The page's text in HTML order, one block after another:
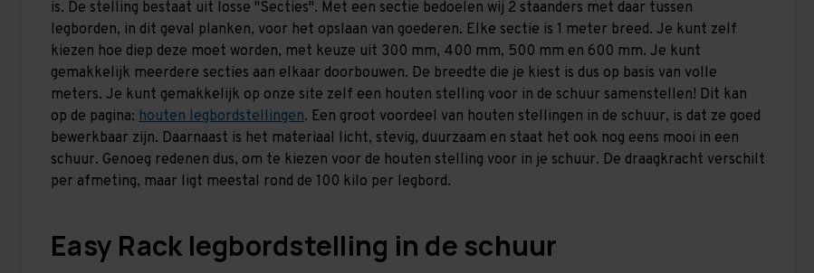
is. De stelling bestaat uit losse "Secties". Met een sectie bedoelen wij 2 staanders met daar tussen
legborden, in dit geval planken, voor het opslaan van goederen. Elke sectie is 1 meter breed. Je kunt zelf
kiezen hoe diep deze moet worden, met keuze uit 300 mm, 400 mm, 500 mm en 600 mm. Je kunt
gemakkelijk meerdere secties aan elkaar doorbouwen. De breedte die je kiest is dus op basis van volle
meters. Je kunt gemakkelijk op onze site zelf een houten stelling voor in de schuur samenstellen! Dit kan
op de pagina: houten legbordstellingen. Een groot voordeel van houten stellingen in de schuur, is dat ze goed
bewerkbaar zijn. Daarnaast is het materiaal licht, stevig, duurzaam en staat het ook nog eens mooi in een
schuur. Genoeg redenen dus, om te kiezen voor de houten stelling voor in je schuur. De draagkracht verschilt
per afmeting, maar ligt meestal rond de 100 kilo per legbord.
Easy Rack legbordstelling in de schuur